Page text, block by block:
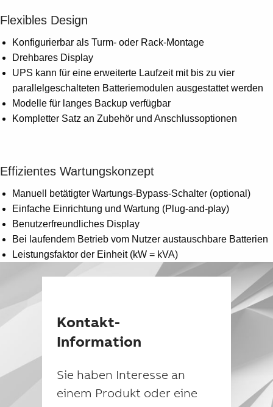
See more products
Flexibles Design
Konfigurierbar als Turm- oder Rack-Montage
Drehbares Display
UPS kann für eine erweiterte Laufzeit mit bis zu vier
parallelgeschalteten Batteriemodulen ausgestattet werden
Modelle für langes Backup verfügbar
Kompletter Satz an Zubehör und Anschlussoptionen
Effizientes Wartungskonzept
Manuell betätigter Wartungs-Bypass-Schalter (optional)
Einfache Einrichtung und Wartung (Plug-and-play)
Benutzerfreundliches Display
Bei laufendem Betrieb vom Nutzer austauschbare Batterien
Leistungsfaktor der Einheit (kW = kVA)
Kontakt-
Information
Sie haben Interesse an
einem Produkt oder eine